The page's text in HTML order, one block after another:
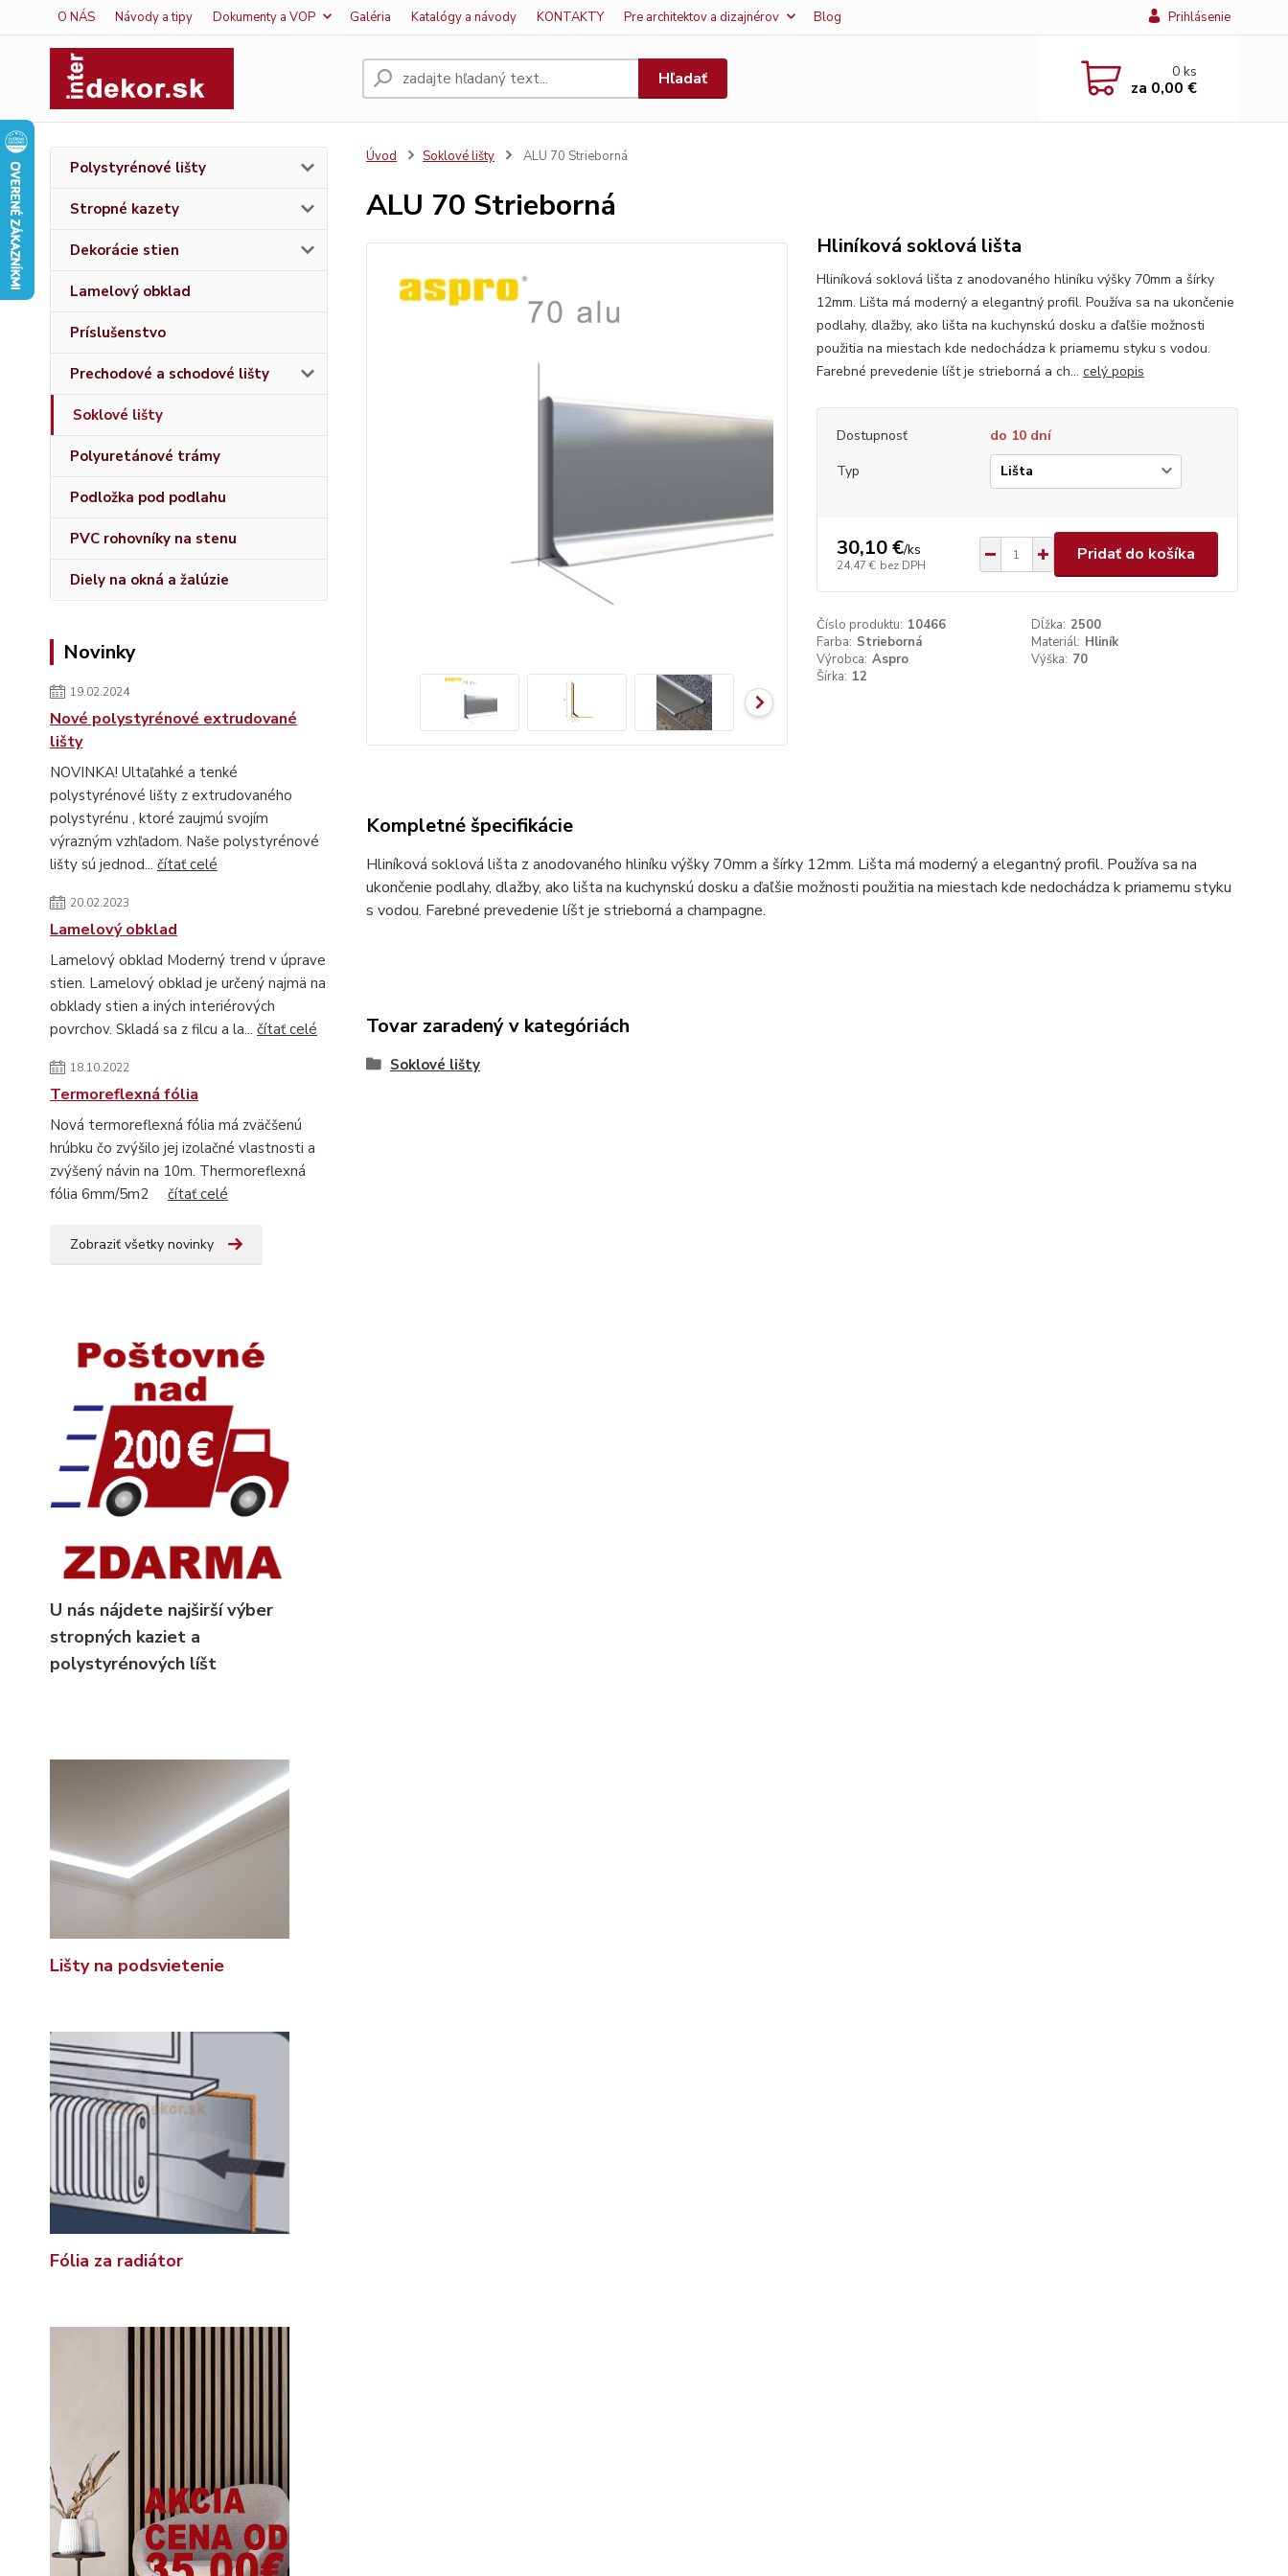
O NÁS Návody a tipy Dokumenty a VOP Galéria Katalógy a návody KONTAKTY Pre architektov a dizajnérov Blog Prihlásenie
Hľadať 0ks
za 0,00 €
Polystyrénové lišty
Stropné kazety
Dekorácie stien
Lamelový obklad
Príslušenstvo
Prechodové a schodové lišty
Soklové lišty
Polyuretánové trámy
Podložka pod podlahu
PVC rohovníky na stenu
Diely na okná a žalúzie
Novinky
19.02.2024
Nové polystyrénové extrudované
lišty
NOVINKA! Ultaľahké a tenké
polystyrénové lišty z extrudovaného
polystyrénu , ktoré zaujmú svojím
výrazným vzhľadom. Naše polystyrénové
lišty sú jednod... čítať celé
20.02.2023
Lamelový obklad
Lamelový obklad Moderný trend v úprave
stien. Lamelový obklad je určený najmä na
obklady stien a iných interiérových
povrchov. Skladá sa z filcu a la... čítať celé
18.10.2022
Termoreflexná fólia
Nová termoreflexná fólia má zväčšenú
hrúbku čo zvýšilo jej izolačné vlastnosti a
zvýšený návin na 10m. Thermoreflexná
fólia 6mm/5m2 čítať celé
Zobraziť všetky novinky
U nás nájdete najširší výber
stropných kaziet a
polystyrénových líšt
Lišty na podsvietenie
Fólia za radiátor
Úvod Soklové lišty ALU 70 Strieborná
ALU 70 Strieborná
Hliníková soklová lišta
Hliníková soklová lišta z anodovaného hliníku výšky 70mm a šírky
12mm. Lišta má moderný a elegantný profil. Používa sa na ukončenie
podlahy, dlažby, ako lišta na kuchynskú dosku a ďaľšie možnosti
použitia na miestach kde nedochádza k priamemu styku s vodou.
Farebné prevedenie líšt je strieborná a ch... celý popis
Dostupnosť
do 10 dní
Typ
30,10 €/ks
24,47 € bez DPH
Pridať do košíka
Číslo produktu: 10466 Dĺžka: 2500
Farba: Strieborná Materiál: Hliník
Výrobca: Aspro Výška: 70
Šírka: 12
Kompletné špecifikácie
Hliníková soklová lišta z anodovaného hliníku výšky 70mm a šírky 12mm. Lišta má moderný a elegantný profil. Používa sa na
ukončenie podlahy, dlažby, ako lišta na kuchynskú dosku a ďaľšie možnosti použitia na miestach kde nedochádza k priamemu styku
s vodou. Farebné prevedenie líšt je strieborná a champagne.
Tovar zaradený v kategóriách
Soklové lišty